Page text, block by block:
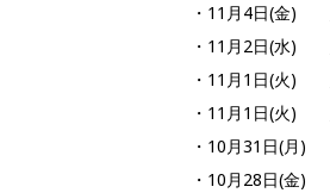
・11月4日(金)
・11月2日(水)
・11月1日(火)
・11月1日(火)
・10月31日(月)
・10月28日(金)